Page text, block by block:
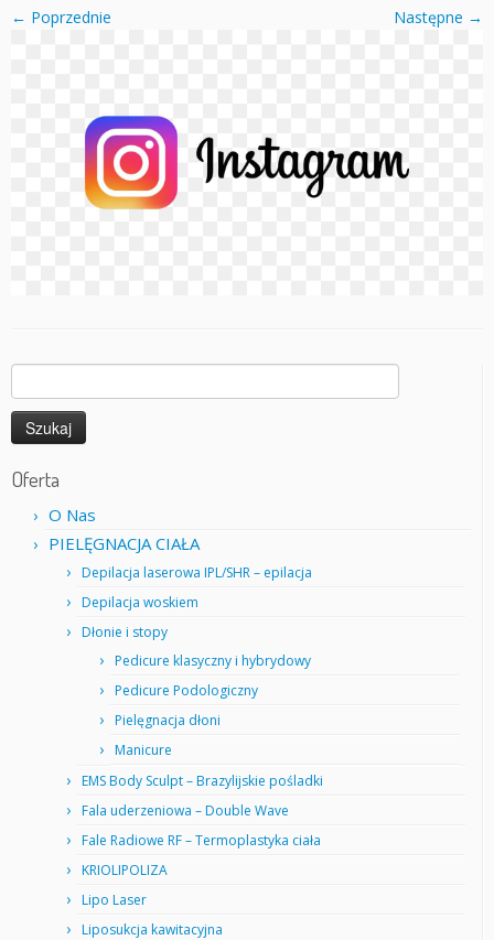
← Poprzednie Następne →
Oferta
O Nas
PIELĘGNACJA CIAŁA
Depilacja laserowa IPL/SHR – epilacja
Depilacja woskiem
Dłonie i stopy
Pedicure klasyczny i hybrydowy
Pedicure Podologiczny
Pielęgnacja dłoni
Manicure
EMS Body Sculpt – Brazylijskie pośladki
Fala uderzeniowa – Double Wave
Fale Radiowe RF – Termoplastyka ciała
KRIOLIPOLIZA
Lipo Laser
Liposukcja kawitacyjna